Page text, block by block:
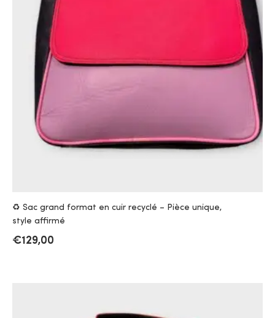
♻️ Sac grand format en cuir recyclé – Pièce unique,
style affirmé
€129,00